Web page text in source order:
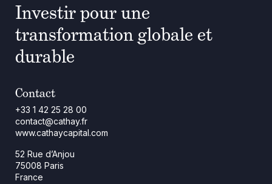
Investir pour une
transformation globale et
durable
Contact
+33 1 42 25 28 00
contact@cathay.fr
www.cathaycapital.com
52 Rue d’Anjou
75008 Paris
France